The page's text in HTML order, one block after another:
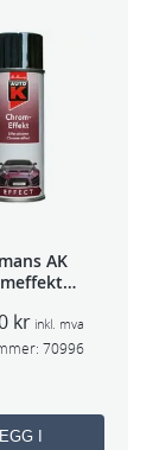
AK
kr inkl. mva
70996
I